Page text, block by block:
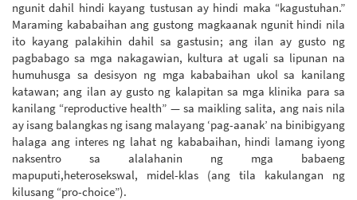
ngunit dahil hindi kayang tustusan ay hindi maka “kagustuhan.”
Maraming kababaihan ang gustong magkaanak ngunit hindi nila
ito kayang palakihin dahil sa gastusin; ang ilan ay gusto ng
pagbabago sa mga nakagawian, kultura at ugali sa lipunan na
humuhusga sa desisyon ng mga kababaihan ukol sa kanilang
katawan; ang ilan ay gusto ng kalapitan sa mga klinika para sa
kanilang “reproductive health” — sa maikling salita, ang nais nila
ay isang balangkas ng isang malayang ‘pag-aanak’ na binibigyang
halaga ang interes ng lahat ng kababaihan, hindi lamang iyong
naksentro sa alalahanin ng mga babaeng
mapuputi,heterosekswal, midel-klas (ang tila kakulangan ng
kilusang “pro-choice”).